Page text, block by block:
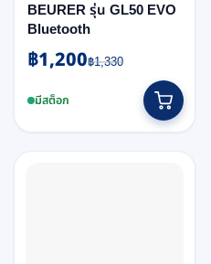
BEURER รุ่น GL50 EVO
Bluetooth
฿1,330
Original
was:
฿1,200
Current
is:มีสต็อก